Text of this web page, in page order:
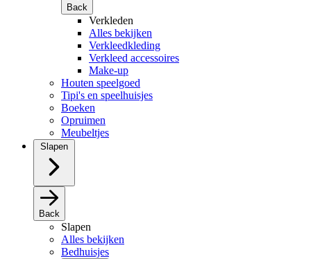
Back
Verkleden
Alles bekijken
Verkleedkleding
Verkleed accessoires
Make-up
Houten speelgoed
Tipi's en speelhuisjes
Boeken
Opruimen
Meubeltjes
Slapen
Back
Slapen
Alles bekijken
Bedhuisjes